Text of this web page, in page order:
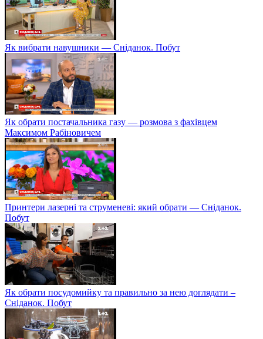
Одеські легенди і таємниці про які ви не знали — розповідає
гід Олександр Кулик
Як вибрати навушники — Сніданок. Побут
Як обрати постачальника газу — розмова з фахівцем
Максимом Рабіновичем
Принтери лазерні та струменеві: який обрати — Сніданок.
Побут